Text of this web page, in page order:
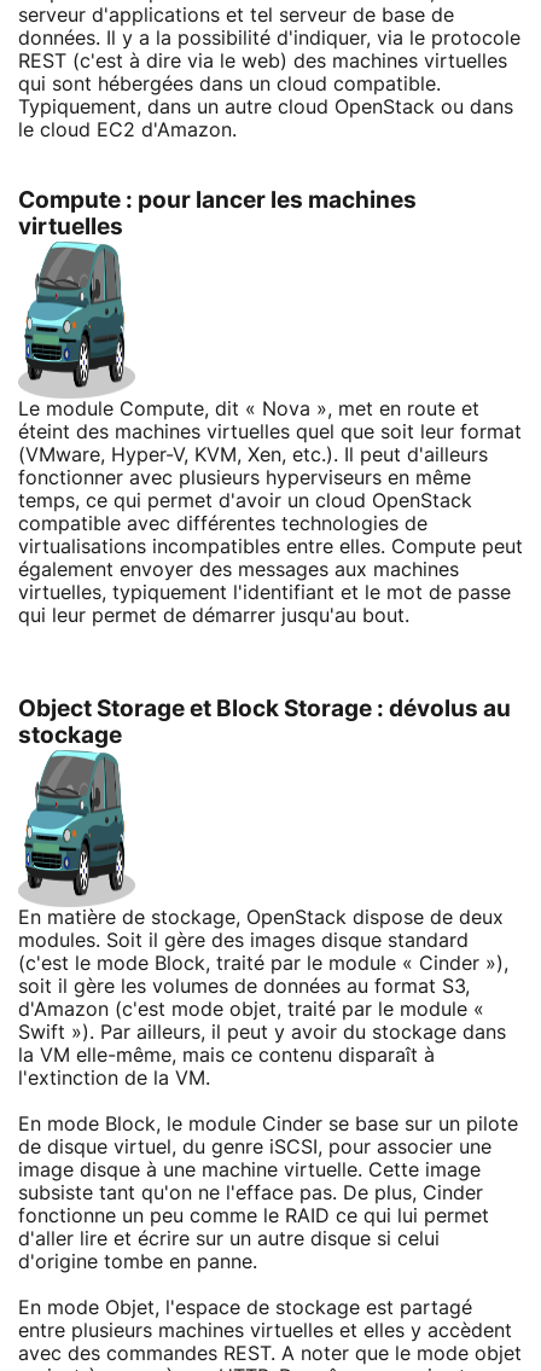
serveur d'applications et tel serveur de base de
données. Il y a la possibilité d'indiquer, via le protocole
REST (c'est à dire via le web) des machines virtuelles
qui sont hébergées dans un cloud compatible.
Typiquement, dans un autre cloud OpenStack ou dans
le cloud EC2 d'Amazon.
Compute : pour lancer les machines
virtuelles
Le module Compute, dit « Nova », met en route et
éteint des machines virtuelles quel que soit leur format
(VMware, Hyper-V, KVM, Xen, etc.). Il peut d'ailleurs
fonctionner avec plusieurs hyperviseurs en même
temps, ce qui permet d'avoir un cloud OpenStack
compatible avec différentes technologies de
virtualisations incompatibles entre elles. Compute peut
également envoyer des messages aux machines
virtuelles, typiquement l'identifiant et le mot de passe
qui leur permet de démarrer jusqu'au bout.
Object Storage et Block Storage : dévolus au
stockage
En matière de stockage, OpenStack dispose de deux
modules. Soit il gère des images disque standard
(c'est le mode Block, traité par le module « Cinder »),
soit il gère les volumes de données au format S3,
d'Amazon (c'est mode objet, traité par le module «
Swift »). Par ailleurs, il peut y avoir du stockage dans
la VM elle-même, mais ce contenu disparaît à
l'extinction de la VM.
En mode Block, le module Cinder se base sur un pilote
de disque virtuel, du genre iSCSI, pour associer une
image disque à une machine virtuelle. Cette image
subsiste tant qu'on ne l'efface pas. De plus, Cinder
fonctionne un peu comme le RAID ce qui lui permet
d'aller lire et écrire sur un autre disque si celui
d'origine tombe en panne.
En mode Objet, l'espace de stockage est partagé
entre plusieurs machines virtuelles et elles y accèdent
avec des commandes REST. A noter que le mode objet